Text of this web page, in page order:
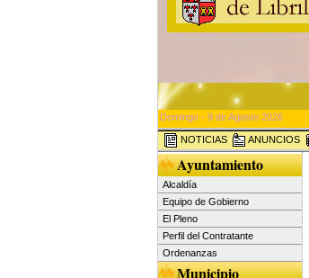
Domingo - 9 de Agosto 2026
NOTICIAS ANUNCIOS
Ayuntamiento
Alcaldía
Equipo de Gobierno
El Pleno
Perfil del Contratante
Ordenanzas
Municipio